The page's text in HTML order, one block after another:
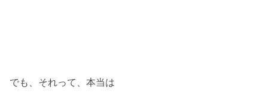
でも、それって、本当は